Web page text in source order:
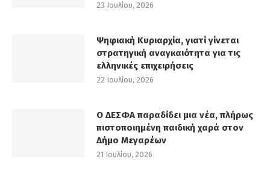
23 Ιουλίου, 2026
Ψηφιακή Κυριαρχία, γιατί γίνεται
στρατηγική αναγκαιότητα για τις
ελληνικές επιχειρήσεις
22 Ιουλίου, 2026
Ο ΔΕΣΦΑ παραδίδει μια νέα, πλήρως
πιστοποιημένη παιδική χαρά στον
Δήμο Μεγαρέων
21 Ιουλίου, 2026